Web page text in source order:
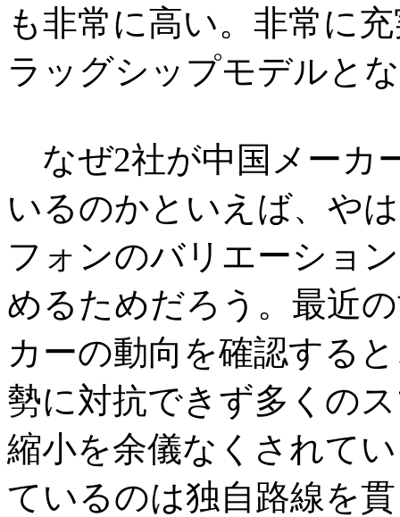
も非常に高い。非常に
ラッグシップモデルと
なぜ2社が中国メーカ
いるのかといえば、や
フォンのバリエーショ
めるためだろう。最近
カーの動向を確認する
勢に対抗できず多くの
縮小を余儀なくされて
ているのは独自路線を